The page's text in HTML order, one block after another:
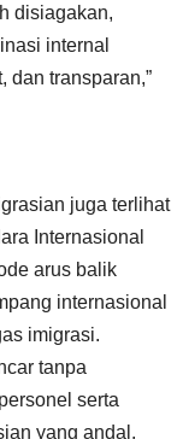
disiagakan,
internal
dan transparan,”
juga terlihat
Internasional
arus balik
internasional
imigrasi.
tanpa
serta
yang andal.